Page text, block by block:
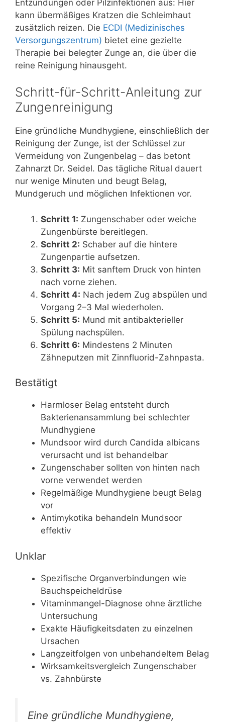
Entzündungen oder Pilzinfektionen aus: Hier
kann übermäßiges Kratzen die Schleimhaut
zusätzlich reizen. Die ECDI (Medizinisches
Versorgungszentrum) bietet eine gezielte
Therapie bei belegter Zunge an, die über die
reine Reinigung hinausgeht.
Schritt-für-Schritt-Anleitung zur
Zungenreinigung
Eine gründliche Mundhygiene, einschließlich der
Reinigung der Zunge, ist der Schlüssel zur
Vermeidung von Zungenbelag – das betont
Zahnarzt Dr. Seidel. Das tägliche Ritual dauert
nur wenige Minuten und beugt Belag,
Mundgeruch und möglichen Infektionen vor.
Schritt 1: Zungenschaber oder weiche
Zungenbürste bereitlegen.
Schritt 2: Schaber auf die hintere
Zungenpartie aufsetzen.
Schritt 3: Mit sanftem Druck von hinten
nach vorne ziehen.
Schritt 4: Nach jedem Zug abspülen und
Vorgang 2–3 Mal wiederholen.
Schritt 5: Mund mit antibakterieller
Spülung nachspülen.
Schritt 6: Mindestens 2 Minuten
Zähneputzen mit Zinnfluorid-Zahnpasta.
Bestätigt
Harmloser Belag entsteht durch
Bakterienansammlung bei schlechter
Mundhygiene
Mundsoor wird durch Candida albicans
verursacht und ist behandelbar
Zungenschaber sollten von hinten nach
vorne verwendet werden
Regelmäßige Mundhygiene beugt Belag
vor
Antimykotika behandeln Mundsoor
effektiv
Unklar
Spezifische Organverbindungen wie
Bauchspeicheldrüse
Vitaminmangel-Diagnose ohne ärztliche
Untersuchung
Exakte Häufigkeitsdaten zu einzelnen
Ursachen
Langzeitfolgen von unbehandeltem Belag
Wirksamkeitsvergleich Zungenschaber
vs. Zahnbürste
Eine gründliche Mundhygiene,